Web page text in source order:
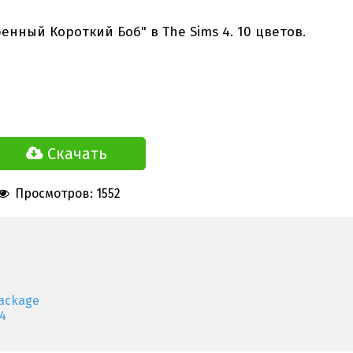
Короткий Боб" в The Sims 4. 10 цветов.
Скачать
Просмотров: 1552